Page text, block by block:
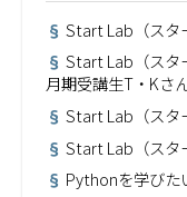
Start Lab（スタ
Start Lab（スタ
月期受講生T・Kさ
Start Lab（スタ
Start Lab（スタ
Pythonを学びた